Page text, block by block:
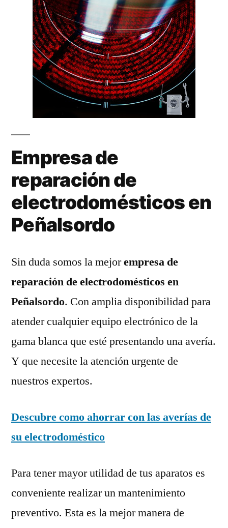
Empresa de
reparación de
electrodomésticos en
Peñalsordo
Sin duda somos la mejorempresa de
reparación de electrodomésticos en
Peñalsordo. Con amplia disponibilidad para
atender cualquier equipo electrónico de la
gama blanca que esté presentando una avería.
Y que necesite la atención urgente de
nuestros expertos.
Descubre como ahorrar con las averías de
su electrodoméstico
Para tener mayor utilidad de tus aparatos es
conveniente realizar un mantenimiento
preventivo. Esta es la mejor manera de